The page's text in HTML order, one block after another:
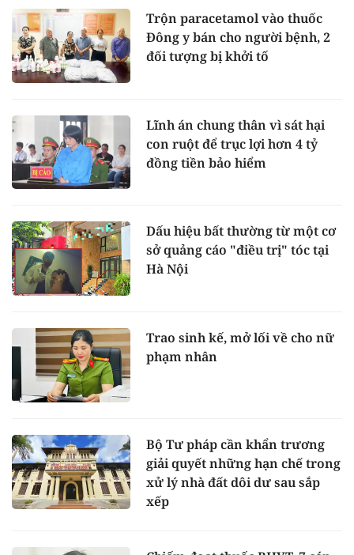
Trộn paracetamol vào thuốc
Đông y bán cho người bệnh, 2
đối tượng bị khởi tố
Lĩnh án chung thân vì sát hại
con ruột để trục lợi hơn 4 tỷ
đồng tiền bảo hiểm
Dấu hiệu bất thường từ một cơ
sở quảng cáo "điều trị" tóc tại
Hà Nội
Trao sinh kế, mở lối về cho nữ
phạm nhân
Bộ Tư pháp cần khẩn trương
giải quyết những hạn chế trong
xử lý nhà đất dôi dư sau sắp
xếp